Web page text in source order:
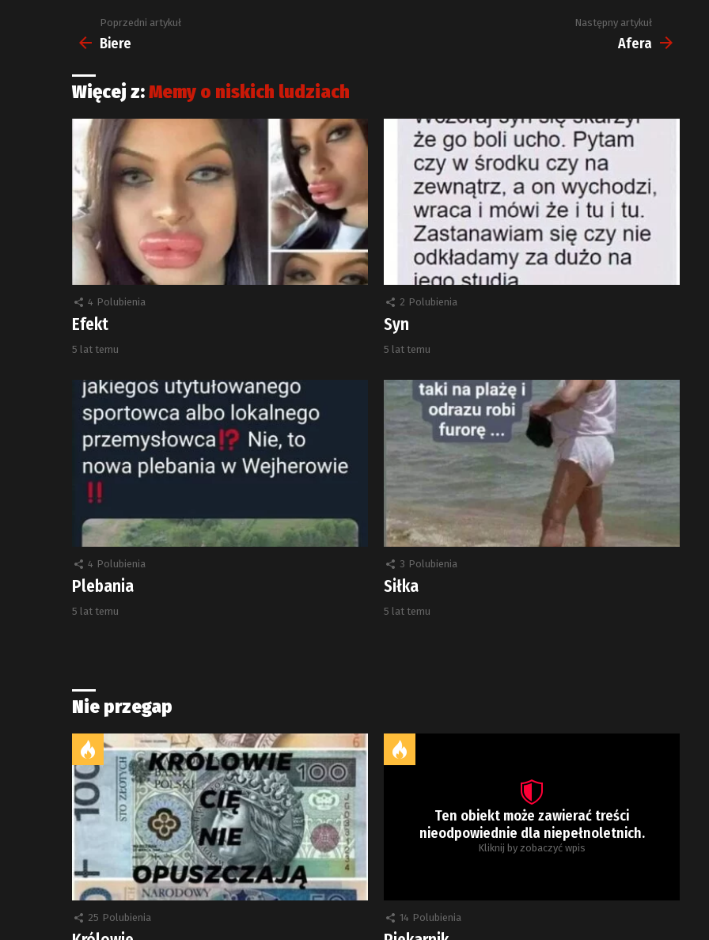
Zobacz
więcej
Poprzedni artykuł
Biere
Następny artykuł
Afera
Więcej z:Memy o niskich ludziach
4 Polubienia
Efekt
5 lat temu
2 Polubienia
Syn
5 lat temu
4 Polubienia
Plebania
5 lat temu
3 Polubienia
Siłka
5 lat temu
Nie przegap
25 Polubienia
Ten obiekt może zawierać treści
nieodpowiednie dla niepełnoletnich.
Kliknij by zobaczyć wpis
14 Polubienia